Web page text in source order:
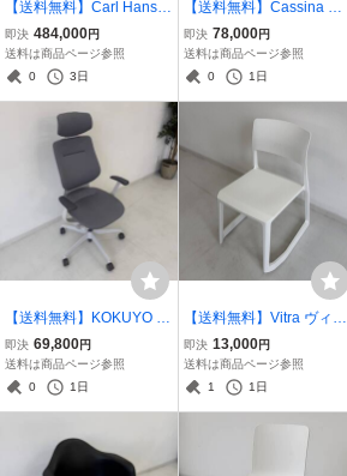
【送料無料】Carl Hansen
& SonのCH78ラウンジ マ
マベアチェア■管理番号：
D-06-39
即決 484,000円
送料は商品ページ参照
0
3日
【送料無料】Cassina カ
ッシーナ 246 PASSION
パシオン アームチェア ■
管理番号：D-05-94
即決 78,000円
送料は商品ページ参照
0
1日
【送料無料】KOKUYO コ
クヨ ing イング バーチカ
ルタイプ ヘッドレスト付
グレー 2018年製 ■管理番
即決 69,800円
送料は商品ページ参照
0
1日
【送料無料】Vitra ヴィト
ラ TipTon ティプトンチェ
ア ホワイト■管理番号：D
-05-98
即決 13,000円
送料は商品ページ参照
1
1日